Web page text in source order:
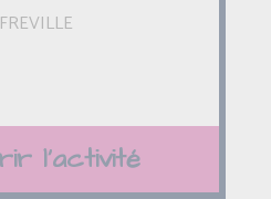
l'activité